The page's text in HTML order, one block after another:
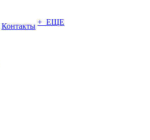
Контакты + ЕЩЕ